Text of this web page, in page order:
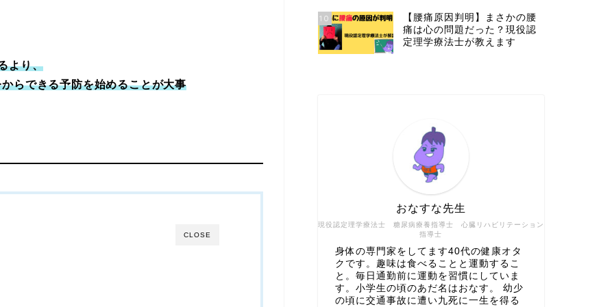
より、
らできる予防を始めることが大事
CLOSE
10
【腰痛原因判明】まさかの腰
痛は心の問題だった？現役認
定理学療法士が教えます
現役認定理学療法士 糖尿病療養指導士 心臓リハビリテーション
指導士
おなすな先生
身体の専門家をしてます40代の健康オタ
クです。趣味は食べることと運動するこ
と。毎日通勤前に運動を習慣にしていま
す。小学生の頃のあだ名はおなす。 幼少
の頃に交通事故に遭い九死に一生を得る